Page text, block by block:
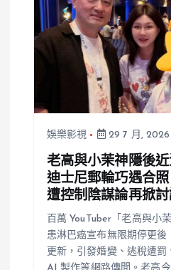
娛樂影視 29 7 月, 2026
老高與小茉神隱後
迪士尼郵輪巧遇合
遭控制陰謀論再掀
百萬 YouTuber「老高與小
患淋巴癌宣布無限期停更
更新，引發婚變、逃稅遭罰